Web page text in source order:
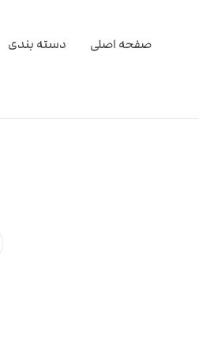
صفحه اصلی دسته بندی